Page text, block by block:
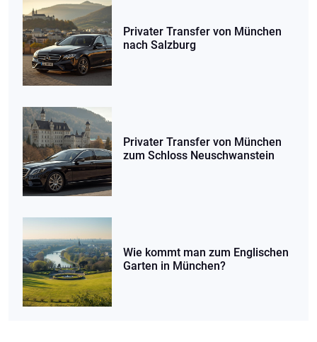
Privater Transfer von München
nach Salzburg
Privater Transfer von München
zum Schloss Neuschwanstein
Wie kommt man zum Englischen
Garten in München?